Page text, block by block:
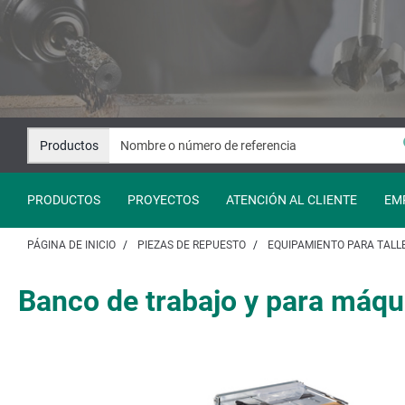
Saltar
contenido
Saltar
Productos
PRODUCTOS PROYECTOS ATENCIÓN AL CLIENTE
PÁGINA DE INICIO PIEZAS DE REPUESTO EQUIPAMIENTO PARA
Banco de trabajo y para